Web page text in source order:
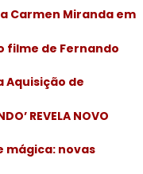
Carmen Miranda em
filme de Fernando
Aquisição de
REVELA NOVO
mágica: novas